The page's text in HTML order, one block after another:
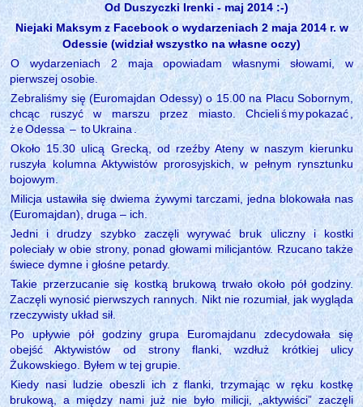
Od Duszyczki Irenki - maj 2014 :-)
Niejaki Maksym z Facebook o wydarzeniach 2 maja 2014 r. w
Odessie (widział wszystko na własne oczy)
O wydarzeniach 2 maja opowiadam własnymi słowami, w
pierwszej osobie.
Zebraliśmy się (Euromajdan Odessy) o 15.00 na Placu Sobornym,
chcąc ruszyć w marszu przez miasto. Chcieliśmypokazać
żeOdessa– toUkraina .
Około 15.30 ulicą Grecką, od rzeźby Ateny w naszym kierunku
ruszyła kolumna Aktywistów prorosyjskich, w pełnym rynsztunku
bojowym.
Milicja ustawiła się dwiema żywymi tarczami, jedna blokowała nas
(Euromajdan), druga – ich.
Jedni i drudzy szybko zaczęli wyrywać bruk uliczny i kostki
poleciały w obie strony, ponad głowami milicjantów. Rzucano także
świece dymne i głośne petardy.
Takie przerzucanie się kostką brukową trwało około pół godziny.
Zaczęli wynosić pierwszych rannych. Nikt nie rozumiał, jak wygląda
rzeczywisty układ sił.
Po upływie pół godziny grupa Euromajdanu zdecydowała się
obejść Aktywistów od strony flanki, wzdłuż krótkiej ulicy
Żukowskiego. Byłem w tej grupie.
Kiedy nasi ludzie obeszli ich z flanki, trzymając w ręku kostkę
brukową, a między nami już nie było milicji, „aktywiści” zaczęli